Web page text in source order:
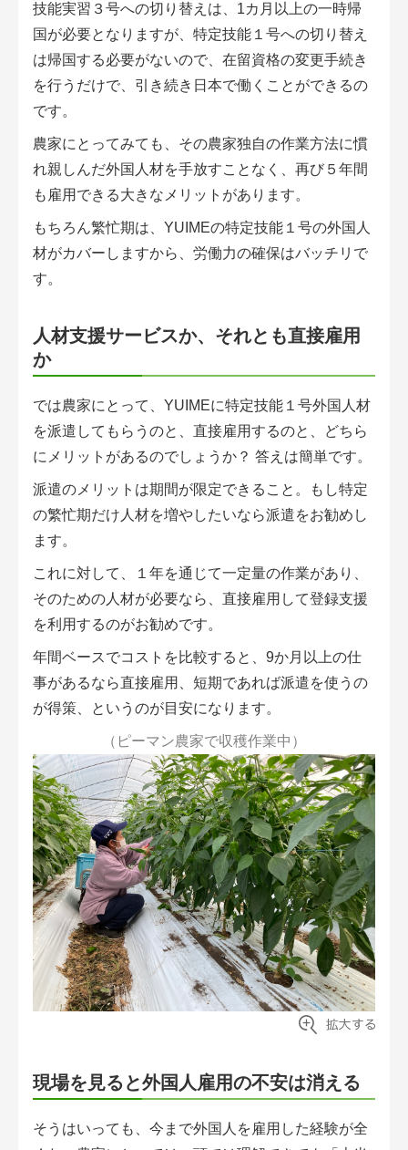
技能実習３号への切り替えは、1カ月以上の一時帰
国が必要となりますが、特定技能１号への切り替え
は帰国する必要がないので、在留資格の変更手続き
を行うだけで、引き続き日本で働くことができるの
です。
農家にとってみても、その農家独自の作業方法に慣
れ親しんだ外国人材を手放すことなく、再び５年間
も雇用できる大きなメリットがあります。
もちろん繁忙期は、YUIMEの特定技能１号の外国人
材がカバーしますから、労働力の確保はバッチリで
す。
人材支援サービスか、それとも直接雇用
か
では農家にとって、YUIMEに特定技能１号外国人材
を派遣してもらうのと、直接雇用するのと、どちら
にメリットがあるのでしょうか？ 答えは簡単です。
派遣のメリットは期間が限定できること。もし特定
の繁忙期だけ人材を増やしたいなら派遣をお勧めし
ます。
これに対して、１年を通じて一定量の作業があり、
そのための人材が必要なら、直接雇用して登録支援
を利用するのがお勧めです。
年間ベースでコストを比較すると、9か月以上の仕
事があるなら直接雇用、短期であれば派遣を使うの
が得策、というのが目安になります。
（ピーマン農家で収穫作業中）
現場を見ると外国人雇用の不安は消える
そうはいっても、今まで外国人を雇用した経験が全